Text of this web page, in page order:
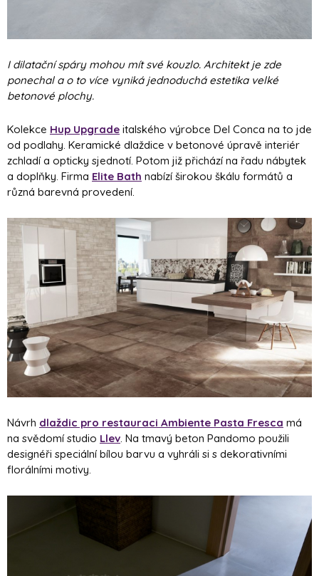
I dilatační spáry mohou mít své kouzlo. Architekt je zde
ponechal a o to více vyniká jednoduchá estetika velké
betonové plochy.
Kolekce Hup Upgrade italského výrobce Del Conca na to jde
od podlahy. Keramické dlaždice v betonové úpravě interiér
zchladí a opticky sjednotí. Potom již přichází na řadu nábytek
a doplňky. Firma Elite Bath nabízí širokou škálu formátů a
různá barevná provedení.
Návrh dlaždic pro restauraci Ambiente Pasta Fresca má
na svědomí studio Llev. Na tmavý beton Pandomo použili
designéři speciální bílou barvu a vyhráli si s dekorativními
florálními motivy.